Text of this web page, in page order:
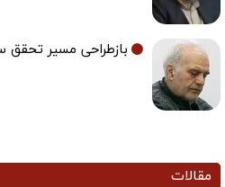
بازطراحی مسیر
مقالات